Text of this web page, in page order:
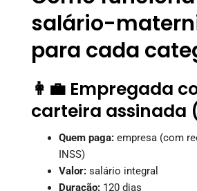
salário-
para cada
👩‍💼 Empregada
carteira assinada
Quem paga: empresa (com
INSS)
Valor: salário integral
Duração: 120 dias